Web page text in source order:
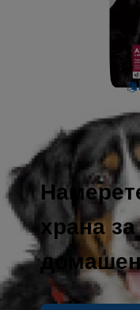
храна